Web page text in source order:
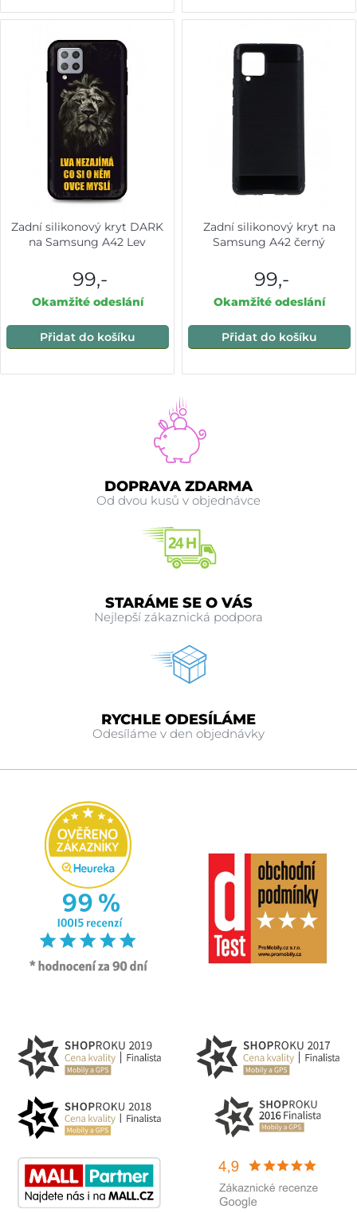
Zadní silikonový kryt DARK
na Samsung A42 Lev
99,-
Okamžité odeslání
Přidat do košíku
Zadní silikonový kryt na
Samsung A42 černý
99,-
Okamžité odeslání
Přidat do košíku
DOPRAVA ZDARMA
Od dvou kusů v objednávce
STARÁME SE O VÁS
Nejlepší zákaznická podpora
RYCHLE ODESÍLÁME
Odesíláme v den objednávky